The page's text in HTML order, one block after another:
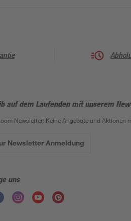
auf dem Laufenden mit unserem
Newsletter: Keine Angebote und Aktionen
Newsletter Anmeldung
uns